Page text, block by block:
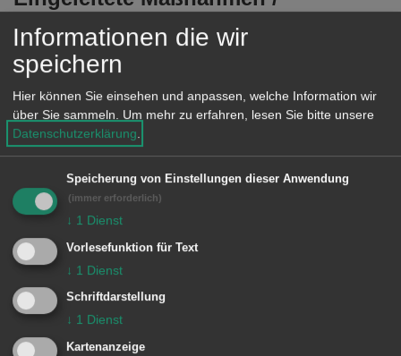
Einsatzverlauf:
Anforderung zur Überlandhilfe von der
Feuerwehr Westhausen. Ölspur wurde
mit ÖWSF entfernt.
Besondere Vorkommnisse:
Einheiten Feuerwehr Aalen:
1 Aalen
Informationen die wir
speichern
Hier können Sie einsehen und anpassen, welche Information wir
über Sie sammeln.
Um mehr zu erfahren, lesen Sie bitte unsere
Datenschutzerklärung
Speicherung von Einstellungen dieser Anwendung
(immer erforderlich)
↓ 1 Dienst
Vorlesefunktion für Text
↓ 1 Dienst
Schriftdarstellung
↓ 1 Dienst
Kartenanzeige